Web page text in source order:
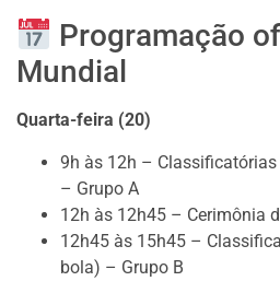
Programação
Mundial
Quarta-feira (20)
9h às 12h –
– Grupo A
12h às 12h45 – Cerimônia
12h45 às 15h45 –
bola) – Grupo B